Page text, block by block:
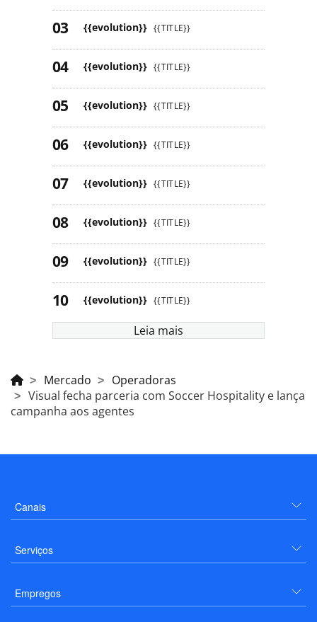
{{evolution}} {{TITLE}}
{{evolution}} {{TITLE}}
{{evolution}} {{TITLE}}
{{evolution}} {{TITLE}}
{{evolution}} {{TITLE}}
{{evolution}} {{TITLE}}
{{evolution}} {{TITLE}}
{{evolution}} {{TITLE}}
Leia mais
Mercado
Operadoras
Visual fecha parceria com Soccer Hospitality e lança
campanha aos agentes
Canais
Serviços
Empregos